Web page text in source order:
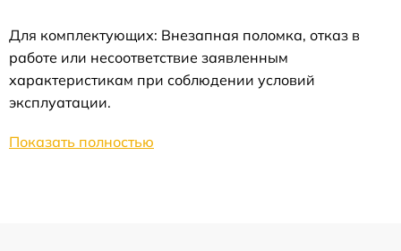
Для комплектующих: Внезапная поломка, отказ в
работе или несоответствие заявленным
характеристикам при соблюдении условий
эксплуатации.
Показать полностью